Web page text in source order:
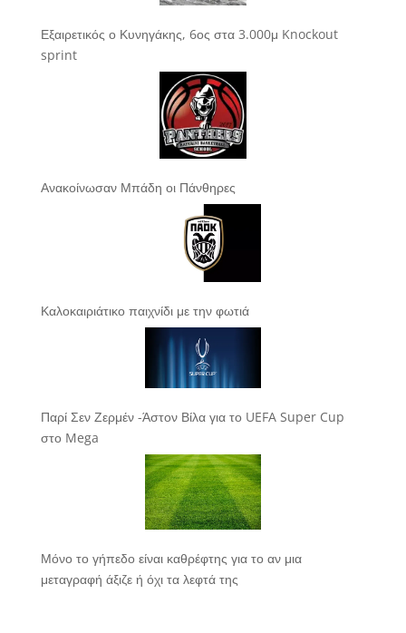
Εξαιρετικός ο Κυνηγάκης, 6ος στα 3.000μ Knockout
sprint
Ανακοίνωσαν Μπάδη οι Πάνθηρες
Καλοκαιριάτικο παιχνίδι με την φωτιά
Παρί Σεν Ζερμέν -Άστον Βίλα για το UEFA Super Cup
στο Mega
Μόνο το γήπεδο είναι καθρέφτης για το αν μια
μεταγραφή άξιζε ή όχι τα λεφτά της